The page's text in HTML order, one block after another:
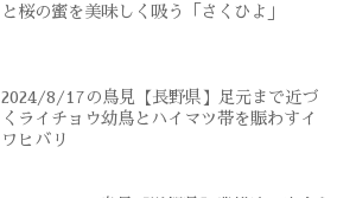
と桜の蜜を美味しく吸う「さくひよ」
2024/8/17の鳥見【長野県】足元まで近づ
くライチョウ幼鳥とハイマツ帯を賑わすイ
ワヒバリ